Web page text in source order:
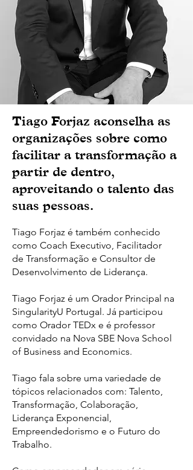
Tiago Forjaz aconselha as
organizações sobre como
facilitar a transformação a
partir de dentro,
aproveitando o talento das
suas pessoas.
Tiago Forjaz é também conhecido
como Coach Executivo, Facilitador
de Transformação e Consultor de
Desenvolvimento de Liderança.
Tiago Forjaz é um Orador Principal na
SingularityU Portugal. Já participou
como Orador TEDx e é professor
convidado na Nova SBE Nova School
of Business and Economics.
Tiago fala sobre uma variedade de
tópicos relacionados com: Talento,
Transformação, Colaboração,
Liderança Exponencial,
Empreendedorismo e o Futuro do
Trabalho.